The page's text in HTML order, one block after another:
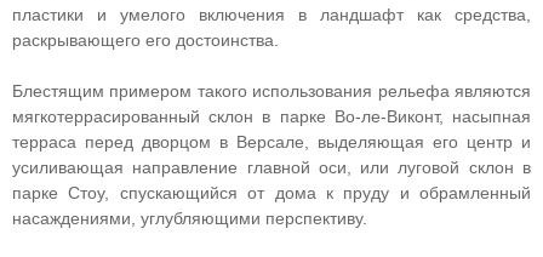
пластики и умелого включения в ландшафт как средства,
раскрывающего его достоинства.
Блестящим примером такого использования рельефа являются
мягкотеррасированный склон в парке Во-ле-Виконт, насыпная
терраса перед дворцом в Версале, выделяющая его центр и
усиливающая направление главной оси, или луговой склон в
парке Стоу, спускающийся от дома к пруду и обрамленный
насаждениями, углубляющими перспективу.